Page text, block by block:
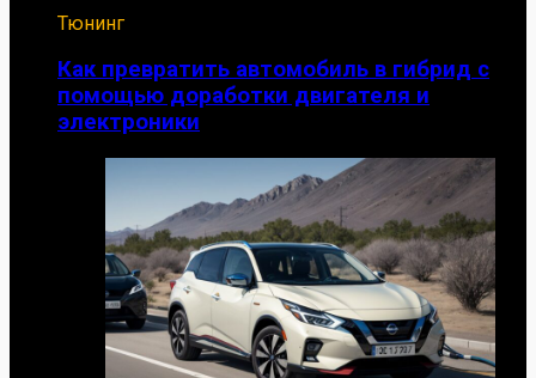
Тюнинг
Как превратить автомобиль в гибрид с
помощью доработки двигателя и
электроники